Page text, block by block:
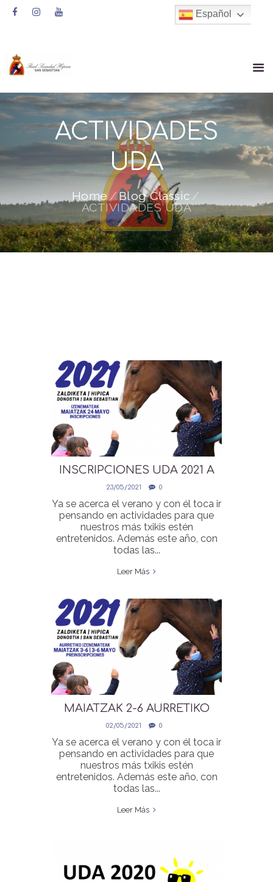
ACTIVIDADES
UDA
Home
Blog Classic
ACTIVIDADES UDA
INSCRIPCIONES UDA 2021 A
PARTIR DEL 24 DE MAYO
23/05/2021 0
Ya se acerca el verano y con él toca ir
pensando en actividades para que
nuestros más txikis estén
entretenidos. Además este año, con
todas las...
Leer Más
MAIATZAK 2-6 AURRETIKO
IZENEMATEAK | UDA 2021 |
PREINSCRIPCIONES 3-6 MAYO
02/05/2021 0
Ya se acerca el verano y con él toca ir
pensando en actividades para que
nuestros más txikis estén
entretenidos. Además este año, con
todas las...
Leer Más
Español